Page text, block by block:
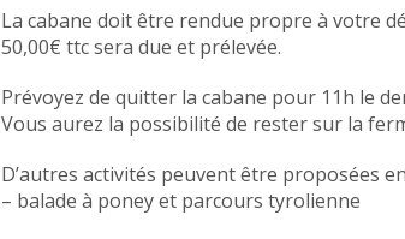
La cabane doit être rendue propre à votre
50,00€ ttc sera due et prélevée.
Prévoyez de quitter la cabane pour 11h le
Vous aurez la possibilité de rester sur la
D’autres activités peuvent être proposées
– balade à poney et parcours tyrolienne